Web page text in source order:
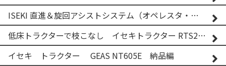
ISEKI 直進＆旋回アシストシステム（オペレスタ・ターン）搭載 イセキ 乗用田植機 PRJ8D-ZJL
低床トラクターで枝こなし イセキトラクター RTS205NS & フレールモア FNC1202F
イセキ トラクター GEAS NT605E 納品編